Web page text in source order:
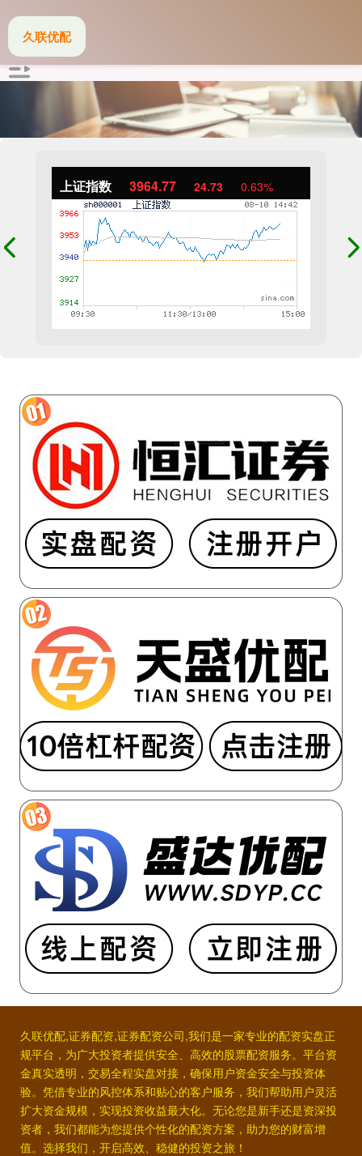
上证指数 3964.77 24.73 0.63%
久联优配,证券配资,证券配资公司,我们是一家专业的配资实盘正
规平台，为广大投资者提供安全、高效的股票配资服务。平台资
金真实透明，交易全程实盘对接，确保用户资金安全与投资体
验。凭借专业的风控体系和贴心的客户服务，我们帮助用户灵活
扩大资金规模，实现投资收益最大化。无论您是新手还是资深投
资者，我们都能为您提供个性化的配资方案，助力您的财富增
值。选择我们，开启高效、稳健的投资之旅！
久联优配